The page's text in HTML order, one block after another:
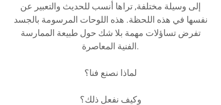
إلى وسيلة مختلفة, تراها أنسب للحديث والتعبير عن
نفسها في هذه اللحظة. هذه اللوحات المرسومة بالجسد
تفرض تساؤلات مهمة بلا شك حول طبيعة الممارسة
الفنية المعاصرة.
لماذا نصنع فنا؟
وكيف نفعل ذلك؟